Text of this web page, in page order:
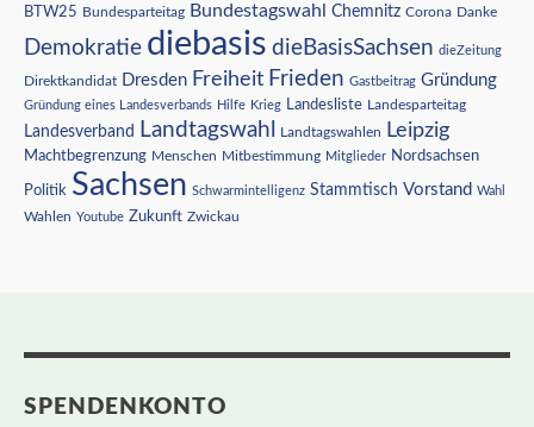
BTW25 Bundesparteitag Bundestagswahl Chemnitz Corona Danke
Demokratie diebasis dieBasisSachsen dieZeitung
Direktkandidat Dresden Freiheit Frieden Gastbeitrag Gründung
Gründung eines Landesverbands Hilfe Krieg Landesliste Landesparteitag
Landesverband Landtagswahl Landtagswahlen Leipzig
Machtbegrenzung Menschen Mitbestimmung Mitglieder Nordsachsen
Politik Sachsen Schwarmintelligenz Stammtisch Vorstand Wahl
Wahlen Youtube Zukunft Zwickau
SPENDENKONTO